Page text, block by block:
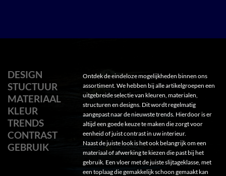
DESIGN
STUCTUUR
MATERIAAL
KLEUR
TRENDS
CONTRAST
GEBRUIK
Ontdek de eindeloze mogelijkheden binnen ons
assortiment. We hebben bij alle artikelgroepen een
uitgebreide selectie van kleuren, materialen,
structuren en designs. Dit wordt regelmatig
aangepast naar de nieuwste trends. Hierdoor is er
altijd een goede keuze te maken die zorgt voor
eenheid of juist contrast in uw interieur.
Naast de juiste look is het ook belangrijk om een
materiaal of afwerking te kiezen die past bij het
gebruik. Een vloer met de juiste slijtageklasse, met
een toplaag die gemakkelijk schoon gemaakt kan